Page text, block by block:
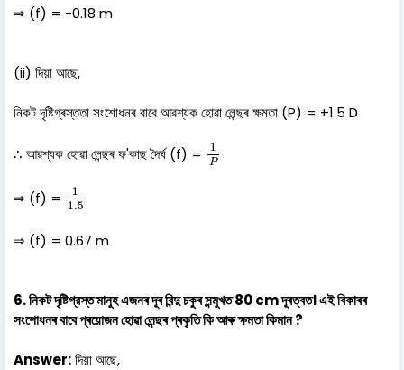
⇒ (f) = -0.18 m
(ii) দিয়া আছে,
নিকট দৃষ্টিগ্ৰস্ততা সংশোধনৰ বাবে আৱশ্যক হোৱা লেন্ছৰ ক্ষমতা (P) = +1.5 D
∴ আৱশ্যক হোৱা লেন্ছৰ ফ'কাছ দৈৰ্ঘ (f) = 1
P
P
⇒ (f) =
1
1.5
1.5
⇒ (f) = 0.67 m
6. নিকট দৃষ্টিগ্রস্ত মানুহ এজনৰ দূৰ বিন্দু চকুৰ সন্মুখত 80 cm দূৰত্বত। এই বিকাৰৰ
সংশোধনৰ বাবে প্ৰয়োজন হোৱা লেন্ছৰ প্ৰকৃতি কি আৰু ক্ষমতা কিমান ?
Answer:দিয়া আছে,